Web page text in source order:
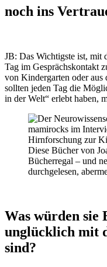
noch ins
JB: Das Wichtigste ist, mit
Tag im Gesprächskontakt
von Kindergarten oder
sollten jeden Tag die
in der Welt“ erlebt haben,
Diese Bücher von
Bücherregal – und
durchgelesen,
Was würden sie
unglücklich mit
sind?